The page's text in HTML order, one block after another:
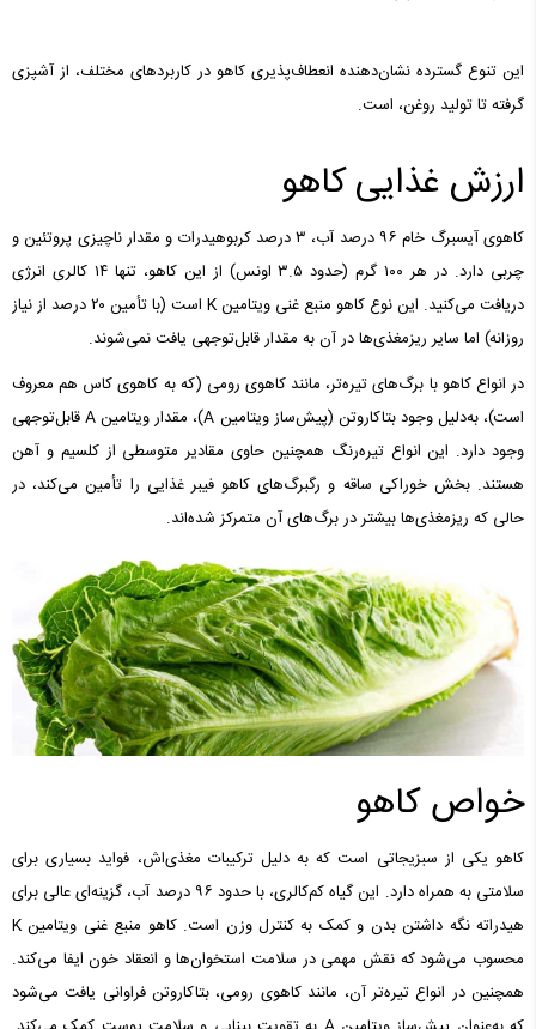
این تنوع گسترده نشان‌دهنده انعطاف‌پذیری کاهو در کاربردهای مختلف، از آشپزی
گرفته تا تولید روغن، است.
ارزش غذایی کاهو
کاهوی آیسبرگ خام ۹۶ درصد آب، ۳ درصد کربوهیدرات و مقدار ناچیزی پروتئین و
چربی دارد. در هر ۱۰۰ گرم (حدود ۳.۵ اونس) از این کاهو، تنها ۱۴ کالری انرژی
دریافت می‌کنید. این نوع کاهو منبع غنی ویتامین K است (با تأمین ۲۰ درصد از نیاز
روزانه) اما سایر ریزمغذی‌ها در آن به مقدار قابل‌توجهی یافت نمی‌شوند.
در انواع کاهو با برگ‌های تیره‌تر، مانند کاهوی رومی (که به کاهوی کاس هم معروف
است)، به‌دلیل وجود بتاکاروتن (پیش‌ساز ویتامین A)، مقدار ویتامین A قابل‌توجهی
وجود دارد. این انواع تیره‌رنگ همچنین حاوی مقادیر متوسطی از کلسیم و آهن
هستند. بخش خوراکی ساقه و رگبرگ‌های کاهو فیبر غذایی را تأمین می‌کند، در
حالی که ریزمغذی‌ها بیشتر در برگ‌های آن متمرکز شده‌اند.
خواص کاهو
کاهو یکی از سبزیجاتی است که به دلیل ترکیبات مغذی‌اش، فواید بسیاری برای
سلامتی به همراه دارد. این گیاه کم‌کالری، با حدود ۹۶ درصد آب، گزینه‌ای عالی برای
هیدراته نگه داشتن بدن و کمک به کنترل وزن است. کاهو منبع غنی ویتامین K
محسوب می‌شود که نقش مهمی در سلامت استخوان‌ها و انعقاد خون ایفا می‌کند.
همچنین در انواع تیره‌تر آن، مانند کاهوی رومی، بتاکاروتن فراوانی یافت می‌شود